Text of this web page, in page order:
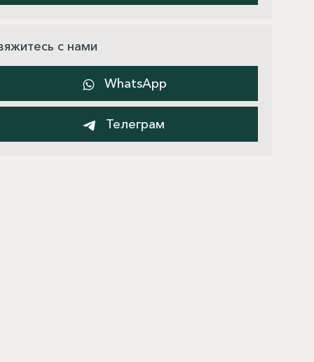
с нами
WhatsApp
Телеграм